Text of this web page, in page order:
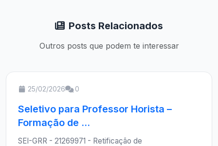
Posts Relacionados
Outros posts que podem te interessar
25/02/2026 0
Seletivo para Professor Horista –
Formação de ...
SEI-GRR - 21269971 - Retificação de